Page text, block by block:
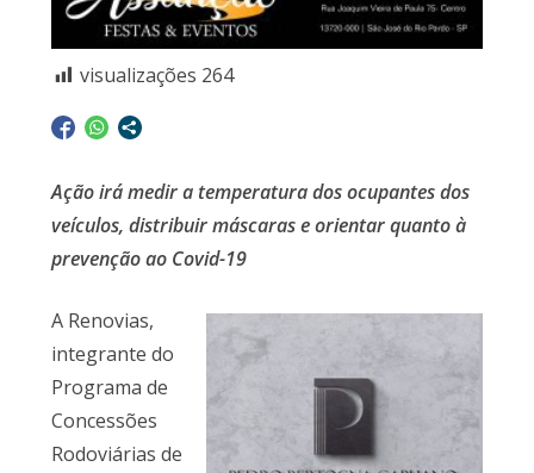
visualizações 264
Ação irá medir a temperatura dos ocupantes dos
veículos, distribuir máscaras e orientar quanto à
prevenção ao Covid-19
A Renovias,
integrante do
Programa de
Concessões
Rodoviárias de